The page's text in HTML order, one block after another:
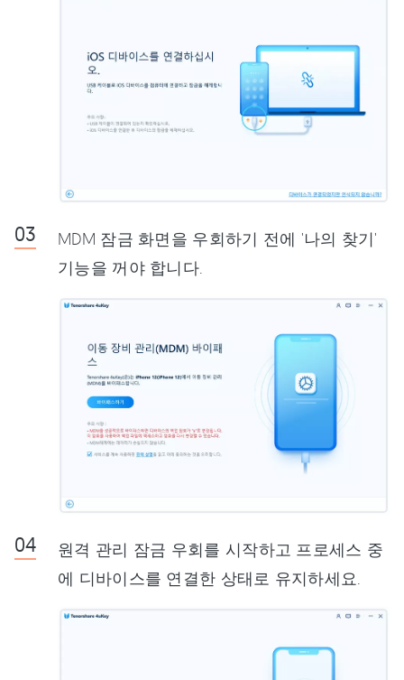
MDM 잠금 화면을 우회하기 전에 '나의 찾기'
기능을 꺼야 합니다.
원격 관리 잠금 우회를 시작하고 프로세스 중
에 디바이스를 연결한 상태로 유지하세요.